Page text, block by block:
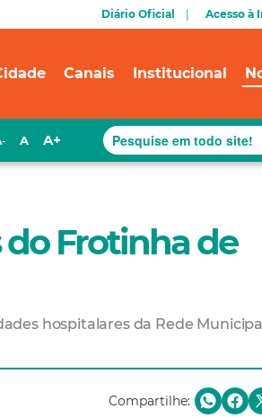
Diário Oficial Acesso à
Canais Institucional
A A+
do Frotinha de
hospitalares da Rede
Compartilhe: